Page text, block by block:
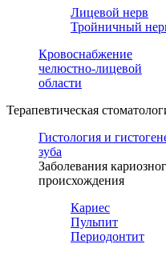
Лицевой нерв
Тройничный
Кровоснабжение
челюстно-лицевой
области
Терапевтическая
Гистология и
зуба
Заболевания
происхождения
Кариес
Пульпит
Периодонтит